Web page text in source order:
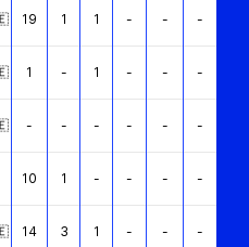
19 1 1 - - -
1 - 1 - - -
- - - - - -
10 1 - - - -
14 3 1 - - -